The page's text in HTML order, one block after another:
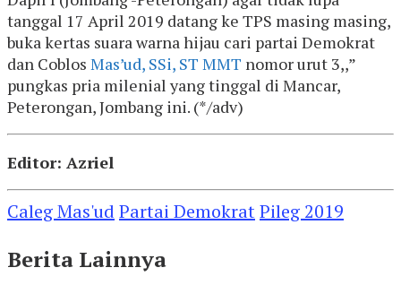
tanggal 17 April 2019 datang ke TPS masing masing,
buka kertas suara warna hijau cari partai Demokrat
dan Coblos Mas’ud, SSi, ST MMT nomor urut 3,,”
pungkas pria milenial yang tinggal di Mancar,
Peterongan, Jombang ini. (*/adv)
Editor: Azriel
Caleg Mas'ud Partai DemokratPileg 2019
Berita Lainnya